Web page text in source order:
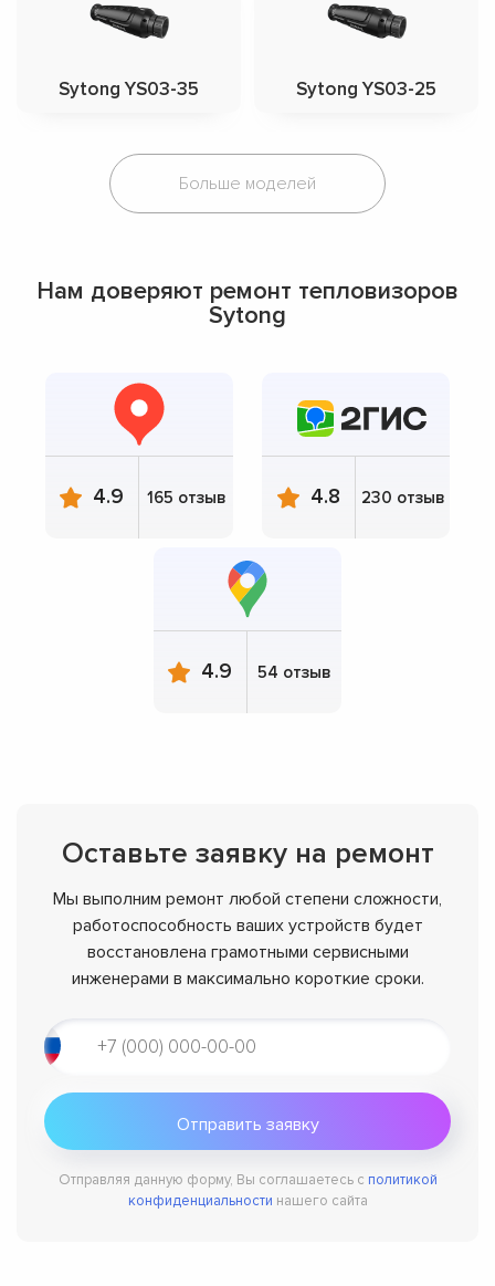
Sytong YS03-35 Sytong YS03-25
Больше моделей
Нам доверяют ремонт тепловизоров
Sytong
4.9 165 отзыв 4.8 230 отзыв
4.9 54 отзыв
Оставьте заявку на ремонт
Мы выполним ремонт любой степени сложности,
работоспособность ваших устройств будет
восстановлена грамотными сервисными
инженерами в максимально короткие сроки.
Отправляя данную форму, Вы соглашаетесь с политикой
конфиденциальности нашего сайта